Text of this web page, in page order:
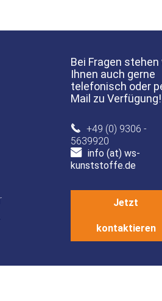
Bei Fragen stehen
Ihnen auch gerne
telefonisch oder
Mail zu Verfügung!
+49 (0) 9306 -
5639920
info (at) ws-
kunststoffe.de
Jetzt
kontaktieren